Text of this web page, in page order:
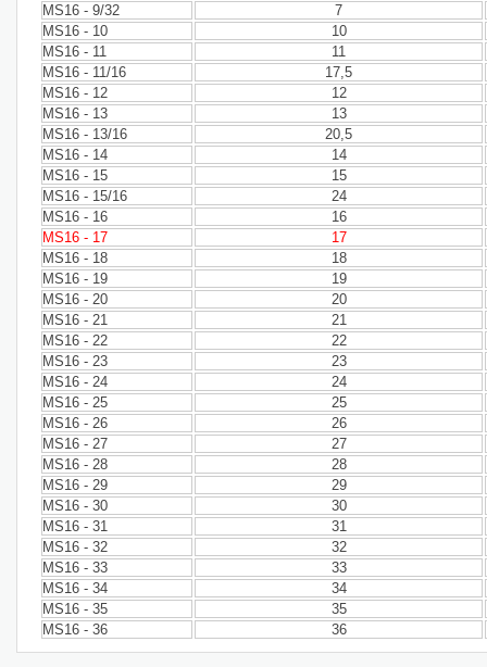
MS16 - 9/32
7
MS16 - 10
10
MS16 - 11
11
MS16 - 11/16
17,5
MS16 - 12
12
MS16 - 13
13
MS16 - 13/16
20,5
MS16 - 14
14
MS16 - 15
15
MS16 - 15/16
24
MS16 - 16
16
MS16 - 17
17
MS16 - 18
18
MS16 - 19
19
MS16 - 20
20
MS16 - 21
21
MS16 - 22
22
MS16 - 23
23
MS16 - 24
24
MS16 - 25
25
MS16 - 26
26
MS16 - 27
27
MS16 - 28
28
MS16 - 29
29
MS16 - 30
30
MS16 - 31
31
MS16 - 32
32
MS16 - 33
33
MS16 - 34
34
MS16 - 35
35
MS16 - 36
36